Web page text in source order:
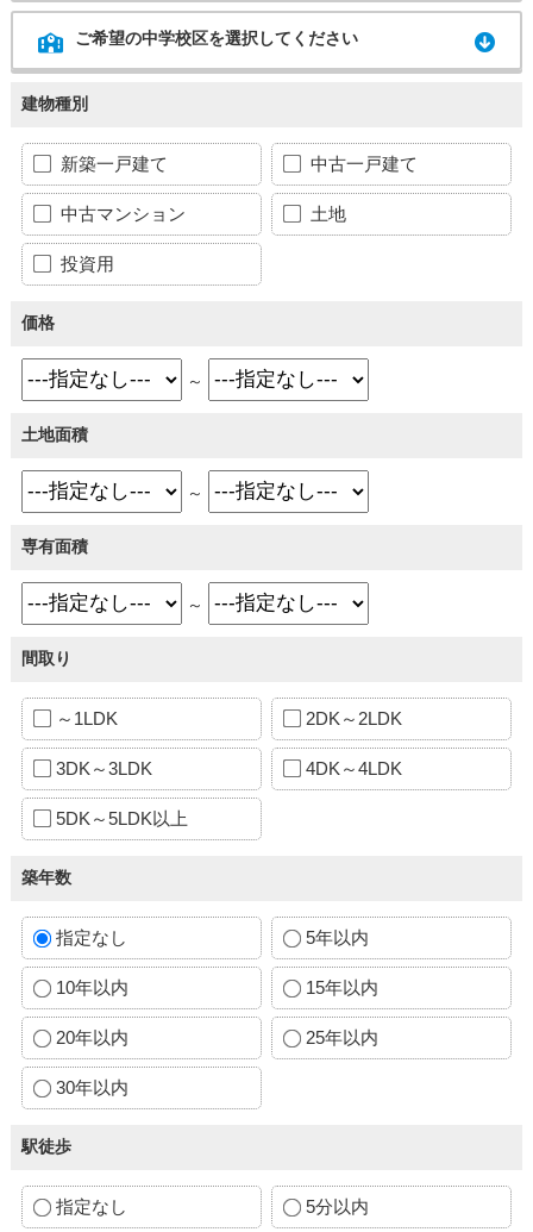
ご希望の中学校区を選択してください
建物種別
新築一戸建て 中古一戸建て
中古マンション 土地
投資用
価格
～
土地面積
～
専有面積
～
間取り
～1LDK 2DK～2LDK
3DK～3LDK 4DK～4LDK
5DK～5LDK以上
築年数
指定なし 5年以内
10年以内 15年以内
20年以内 25年以内
30年以内
駅徒歩
指定なし 5分以内